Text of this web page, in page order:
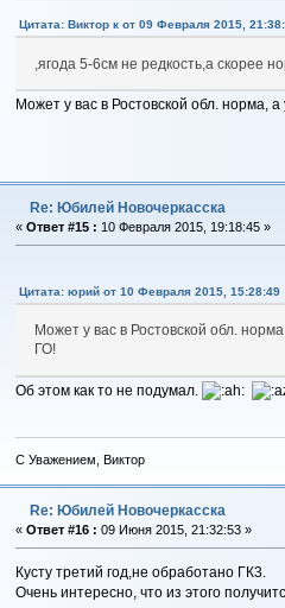
Цитата: Виктор к от 09 Февраля 2015,
,ягода 5-6см не редкость,а скорее
Может у вас в Ростовской обл. норма,
Re: Юбилей Новочеркасска
« Ответ #15 : 10 Февраля 2015, 19:18:45 »
Цитата: юрий от 10 Февраля 2015, 15:28:49
Может у вас в Ростовской обл.
ГО!
Об этом как то не подумал.
С Уважением, Виктор
Re: Юбилей Новочеркасска
« Ответ #16 : 09 Июня 2015, 21:32:53 »
Кусту третий год,не обработано ГК3.
Очень интересно, что из этого